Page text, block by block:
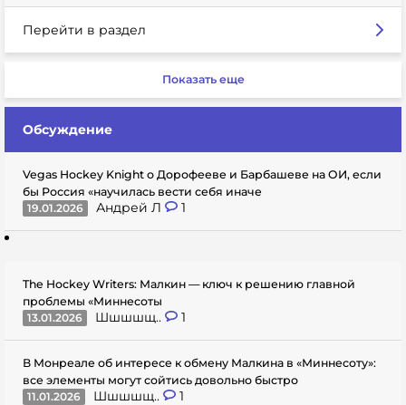
Перейти в раздел
Показать еще
Обсуждение
Vegas Hockey Knight о Дорофееве и Барбашеве на ОИ, если
бы Россия «научилась вести себя иначе
19.01.2026
Андрей Л 1
The Hockey Writers: Малкин — ключ к решению главной
проблемы «Миннесоты
13.01.2026
Шшшшщ.. 1
В Монреале об интересе к обмену Малкина в «Миннесоту»:
все элементы могут сойтись довольно быстро
11.01.2026
Шшшшщ.. 1